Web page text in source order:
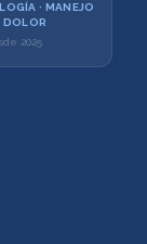
· MANEJO
DOLOR
2025